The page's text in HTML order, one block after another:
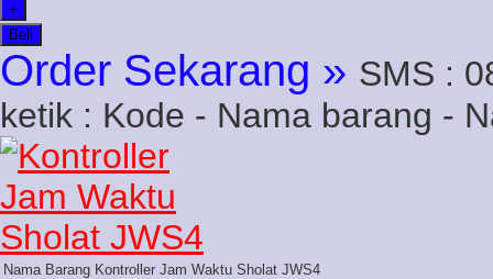
+
Beli
Order Sekarang » SMS :
ketik : Kode - Nama barang -
Nama Barang Kontroller Jam Waktu Sholat JWS4